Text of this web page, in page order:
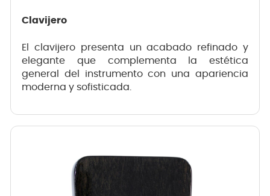
Clavijero
El clavijero presenta un acabado refinado y
elegante que complementa la estética
general del instrumento con una apariencia
moderna y sofisticada.